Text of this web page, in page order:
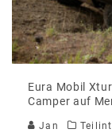
Eura Mobil
Camper auf
Jan